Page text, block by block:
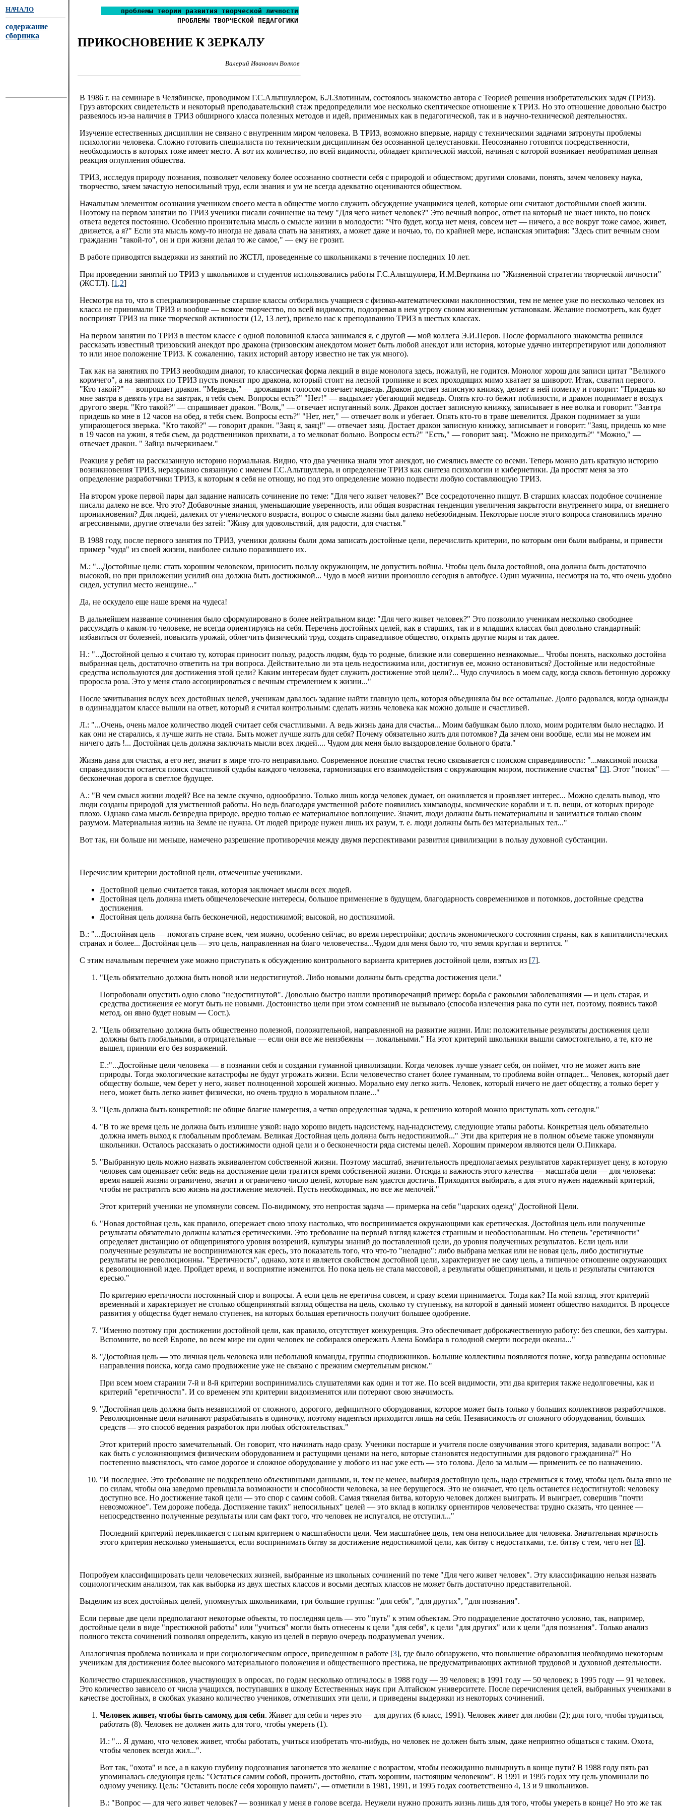
НАЧАЛО
содержание
сборника
проблемы теории развития творческой личности
ПРОБЛЕМЫ ТВОРЧЕСКОЙ ПЕДАГОГИКИ
ПРИКОСНОВЕНИЕ К ЗЕРКАЛУ
Валерий Иванович Волков
В 1986 г. на семинаре в Челябинске, проводимом Г.С.Альтшуллером, Б.Л.Злотиным, состоялось знакомство автора с Теорией решения изобретательских задач (ТРИЗ).
Груз авторских свидетельств и некоторый преподавательский стаж предопределили мое несколько скептическое отношение к ТРИЗ. Но это отношение довольно быстро
развеялось из-за наличия в ТРИЗ обширного класса полезных методов и идей, применимых как в педагогической, так и в научно-технической деятельностях.
Изучение естественных дисциплин не связано с внутренним миром человека. В ТРИЗ, возможно впервые, наряду с техническими задачами затронуты проблемы
психологии человека. Сложно готовить специалиста по техническим дисциплинам без осознанной целеустановки. Неосознанно готовятся посредственности,
необходимость в которых тоже имеет место. А вот их количество, по всей видимости, обладает критической массой, начиная с которой возникает необратимая цепная
реакция оглупления общества.
ТРИЗ, исследуя природу познания, позволяет человеку более осознанно соотнести себя с природой и обществом; другими словами, понять, зачем человеку наука,
творчество, зачем зачастую непосильный труд, если знания и ум не всегда адекватно оцениваются обществом.
Начальным элементом осознания учеником своего места в обществе могло служить обсуждение учащимися целей, которые они считают достойными своей жизни.
Поэтому на первом занятии по ТРИЗ ученики писали сочинение на тему "Для чего живет человек?" Это вечный вопрос, ответ на который не знает никто, но поиск
ответа ведется постоянно. Особенно пронзительна мысль о смысле жизни в молодости: "Что будет, когда нет меня, совсем нет — ничего, а все вокруг тоже самое, живет,
движется, а я?" Если эта мысль кому-то иногда не давала спать на занятиях, а может даже и ночью, то, по крайней мере, испанская эпитафия: "Здесь спит вечным сном
гражданин "такой-то", он и при жизни делал то же самое," — ему не грозит.
В работе приводятся выдержки из занятий по ЖСТЛ, проведенные со школьниками в течение последних 10 лет.
При проведении занятий по ТРИЗ у школьников и студентов использовались работы Г.С.Альтшуллера, И.М.Верткина по "Жизненной стратегии творческой личности"
(ЖСТЛ). [1 ,2]
Несмотря на то, что в специализированные старшие классы отбирались учащиеся с физико-математическими наклонностями, тем не менее уже по несколько человек из
класса не принимали ТРИЗ и вообще — всякое творчество, по всей видимости, подозревая в нем угрозу своим жизненным установкам. Желание посмотреть, как будет
воспринят ТРИЗ на пике творческой активности (12, 13 лет), привело нас к преподаванию ТРИЗ в шестых классах.
На первом занятии по ТРИЗ в шестом классе с одной половиной класса занимался я, с другой — мой коллега Э.И.Перов. После формального знакомства решился
рассказать известный тризовский анекдот про дракона (тризовским анекдотом может быть любой анекдот или история, которые удачно интерпретируют или дополняют
то или иное положение ТРИЗ. К сожалению, таких историй автору известно не так уж много).
Так как на занятиях по ТРИЗ необходим диалог, то классическая форма лекций в виде монолога здесь, пожалуй, не годится. Монолог хорош для записи цитат "Великого
кормчего", а на занятиях по ТРИЗ пусть помнят про дракона, который стоит на лесной тропинке и всех проходящих мимо хватает за шиворот. Итак, схватил первого.
"Кто такой?" — вопрошает дракон. "Медведь," — дрожащим голосом отвечает медведь. Дракон достает записную книжку, делает в ней пометку и говорит: "Придешь ко
мне завтра в девять утра на завтрак, я тебя съем. Вопросы есть?" "Нет!" — выдыхает убегающий медведь. Опять кто-то бежит поблизости, и дракон поднимает в воздух
другого зверя. "Кто такой?" — спрашивает дракон. "Волк," — отвечает испуганный волк. Дракон достает записную книжку, записывает в нее волка и говорит: "Завтра
придешь ко мне в 12 часов на обед, я тебя съем. Вопросы есть?" "Нет, нет," — отвечает волк и убегает. Опять кто-то в траве шевелится. Дракон поднимает за уши
упирающегося зверька. "Кто такой?" — говорит дракон. "Заяц я, заяц!" — отвечает заяц. Достает дракон записную книжку, записывает и говорит: "Заяц, придешь ко мне
в 19 часов на ужин, я тебя съем, да родственников прихвати, а то мелковат больно. Вопросы есть?" "Есть," — говорит заяц. "Можно не приходить?" "Можно," —
отвечает дракон. " Зайца вычеркиваем."
Реакция у ребят на рассказанную историю нормальная. Видно, что два ученика знали этот анекдот, но смеялись вместе со всеми. Теперь можно дать краткую историю
возникновения ТРИЗ, неразрывно связанную с именем Г.С.Альтшуллера, и определение ТРИЗ как синтеза психологии и кибернетики. Да простят меня за это
определение разработчики ТРИЗ, к которым я себя не отношу, но под это определение можно подвести любую составляющую ТРИЗ.
На втором уроке первой пары дал задание написать сочинение по теме: "Для чего живет человек?" Все сосредоточенно пишут. В старших классах подобное сочинение
писали далеко не все. Что это? Добавочные знания, уменьшающие уверенность, или общая возрастная тенденция увеличения закрытости внутреннего мира, от внешнего
проникновения? Для людей, далеких от ученического возраста, вопрос о смысле жизни был далеко небезобидным. Некоторые после этого вопроса становились мрачно
агрессивными, другие отвечали без затей: "Живу для удовольствий, для радости, для счастья."
В 1988 году, после первого занятия по ТРИЗ, ученики должны были дома записать достойные цели, перечислить критерии, по которым они были выбраны, и привести
пример "чуда" из своей жизни, наиболее сильно поразившего их.
М.: "...Достойные цели: стать хорошим человеком, приносить пользу окружающим, не допустить войны. Чтобы цель была достойной, она должна быть достаточно
высокой, но при приложении усилий она должна быть достижимой... Чудо в моей жизни произошло сегодня в автобусе. Один мужчина, несмотря на то, что очень удобно
сидел, уступил место женщине..."
Да, не оскудело еще наше время на чудеса!
В дальнейшем название сочинения было сформулировано в более нейтральном виде: "Для чего живет человек?" Это позволило ученикам несколько свободнее
рассуждать о каком-то человеке, не всегда ориентируясь на себя. Перечень достойных целей, как в старших, так и в младших классах был довольно стандартный:
избавиться от болезней, повысить урожай, облегчить физический труд, создать справедливое общество, открыть другие миры и так далее.
Н.: "...Достойной целью я считаю ту, которая приносит пользу, радость людям, будь то родные, близкие или совершенно незнакомые... Чтобы понять, насколько достойна
выбранная цель, достаточно ответить на три вопроса. Действительно ли эта цель недостижима или, достигнув ее, можно остановиться? Достойные или недостойные
средства используются для достижения этой цели? Каким интересам будет служить достижение этой цели?... Чудо случилось в моем саду, когда сквозь бетонную дорожку
проросла роза. Это у меня стало ассоциироваться с вечным стремлением к жизни..."
После зачитывания вслух всех достойных целей, ученикам давалось задание найти главную цель, которая объединяла бы все остальные. Долго радовался, когда однажды
в одиннадцатом классе вышли на ответ, который я считал контрольным: сделать жизнь человека как можно дольше и счастливей.
Л.: "...Очень, очень малое количество людей считает себя счастливыми. А ведь жизнь дана для счастья... Моим бабушкам было плохо, моим родителям было несладко. И
как они не старались, я лучше жить не стала. Быть может лучше жить для себя? Почему обязательно жить для потомков? Да зачем они вообще, если мы не можем им
ничего дать !... Достойная цель должна заключать мысли всех людей.... Чудом для меня было выздоровление больного брата."
Жизнь дана для счастья, а его нет, значит в мире что-то неправильно. Современное понятие счастья тесно связывается с поиском справедливости: "...максимой поиска
справедливости остается поиск счастливой судьбы каждого человека, гармонизация его взаимодействия с окружающим миром, постижение счастья" [3]. Этот "поиск" —
бесконечная дорога в светлое будущее.
А.: "В чем смысл жизни людей? Все на земле скучно, однообразно. Только лишь когда человек думает, он оживляется и проявляет интерес... Можно сделать вывод, что
люди созданы природой для умственной работы. Но ведь благодаря умственной работе появились химзаводы, космические корабли и т. п. вещи, от которых природе
плохо. Однако сама мысль безвредна природе, вредно только ее материальное воплощение. Значит, люди должны быть нематериальны и заниматься только своим
разумом. Материальная жизнь на Земле не нужна. От людей природе нужен лишь их разум, т. е. люди должны быть без материальных тел..."
Вот так, ни больше ни меньше, намечено разрешение противоречия между двумя перспективами развития цивилизации в пользу духовной субстанции.
Перечислим критерии достойной цели, отмеченные учениками.
Достойной целью считается такая, которая заключает мысли всех людей.
Достойная цель должна иметь общечеловеческие интересы, большое применение в будущем, благодарность современников и потомков, достойные средства
достижения.
Достойная цель должна быть бесконечной, недостижимой; высокой, но достижимой.
В.: "...Достойная цель — помогать стране всем, чем можно, особенно сейчас, во время перестройки; достичь экономического состояния страны, как в капиталистических
странах и более... Достойная цель — это цель, направленная на благо человечества...Чудом для меня было то, что земля круглая и вертится. "
С этим начальным перечнем уже можно приступать к обсуждению контрольного варианта критериев достойной цели, взятых из [7].
"Цель обязательно должна быть новой или недостигнутой. Либо новыми должны быть средства достижения цели."
Попробовали опустить одно слово "недостигнутой". Довольно быстро нашли противоречащий пример: борьба с раковыми заболеваниями — и цель старая, и
средства достижения ее могут быть не новыми. Достоинство цели при этом сомнений не вызывало (способа излечения рака по сути нет, поэтому, появись такой
метод, он явно будет новым — Сост.).
"Цель обязательно должна быть общественно полезной, положительной, направленной на развитие жизни. Или: положительные результаты достижения цели
должны быть глобальными, а отрицательные — если они все же неизбежны — локальными." На этот критерий школьники вышли самостоятельно, а те, кто не
вышел, приняли его без возражений.
Е.:"...Достойные цели человека — в познании себя и создании гуманной цивилизации. Когда человек лучше узнает себя, он поймет, что не может жить вне
природы. Тогда экологические катастрофы не будут угрожать жизни. Если человечество станет более гуманным, то проблема войн отпадет... Человек, который дает
обществу больше, чем берет у него, живет полноценной хорошей жизнью. Морально ему легко жить. Человек, который ничего не дает обществу, а только берет у
него, может быть легко живет физически, но очень трудно в моральном плане..."
"Цель должна быть конкретной: не общие благие намерения, а четко определенная задача, к решению которой можно приступать хоть сегодня."
"В то же время цель не должна быть излишне узкой: надо хорошо видеть надсистему, над-надсистему, следующие этапы работы. Конкретная цель обязательно
должна иметь выход к глобальным проблемам. Великая Достойная цель должна быть недостижимой..." Эти два критерия не в полном объеме также упомянули
школьники. Осталось рассказать о достижимости одной цели и о бесконечности ряда системы целей. Хорошим примером являются цели О.Пиккара.
"Выбранную цель можно назвать эквивалентом собственной жизни. Поэтому масштаб, значительность предполагаемых результатов характеризует цену, в которую
человек сам оценивает себя: ведь на достижение цели тратится время собственной жизни. Отсюда и важность этого качества — масштаба цели — для человека:
время нашей жизни ограничено, значит и ограничено число целей, которые нам удастся достичь. Приходится выбирать, а для этого нужен надежный критерий,
чтобы не растратить всю жизнь на достижение мелочей. Пусть необходимых, но все же мелочей."
Этот критерий ученики не упомянули совсем. По-видимому, это непростая задача — примерка на себя "царских одежд" Достойной Цели.
"Новая достойная цель, как правило, опережает свою эпоху настолько, что воспринимается окружающими как еретическая. Достойная цель или полученные
результаты обязательно должны казаться еретическими. Это требование на первый взгляд кажется странным и необоснованным. Но степень "еретичности"
определяет дистанцию от общепринятого уровня воззрений, культуры знаний до поставленной цели, до уровня полученных результатов. Если цель или
полученные результаты не воспринимаются как ересь, это показатель того, что что-то "неладно": либо выбрана мелкая или не новая цель, либо достигнутые
результаты не революционны. "Еретичность", однако, хотя и является свойством достойной цели, характеризует не саму цель, а типичное отношение окружающих
к революционной идее. Пройдет время, и восприятие изменится. Но пока цель не стала массовой, а результаты общепринятыми, и цель и результаты считаются
ересью."
По критерию еретичности постоянный спор и вопросы. А если цель не еретична совсем, и сразу всеми принимается. Тогда как? На мой взгляд, этот критерий
временный и характеризует не столько общепринятый взгляд общества на цель, сколько ту ступеньку, на которой в данный момент общество находится. В процессе
развития у общества будет немало ступенек, на которых большая еретичность получит большее одобрение.
"Именно поэтому при достижении достойной цели, как правило, отсутствует конкуренция. Это обеспечивает доброкачественную работу: без спешки, без халтуры.
Вспомните, во всей Европе, во всем мире ни один человек не собирался опережать Алена Бомбара в голодной смерти посреди океана..."
"Достойная цель — это личная цель человека или небольшой команды, группы сподвижников. Большие коллективы появляются позже, когда разведаны основные
направления поиска, когда само продвижение уже не связано с прежним смертельным риском."
При всем моем старании 7-й и 8-й критерии воспринимались слушателями как один и тот же. По всей видимости, эти два критерия также недолговечны, как и
критерий "еретичности". И со временем эти критерии видоизменятся или потеряют свою значимость.
"Достойная цель должна быть независимой от сложного, дорогого, дефицитного оборудования, которое может быть только у больших коллективов разработчиков.
Революционные цели начинают разрабатывать в одиночку, поэтому надеяться приходится лишь на себя. Независимость от сложного оборудования, больших
средств — это способ ведения разработок при любых обстоятельствах."
Этот критерий просто замечательный. Он говорит, что начинать надо сразу. Ученики постарше и учителя после озвучивания этого критерия, задавали вопрос: "А
как быть с усложняющимся физическим оборудованием и растущими ценами на него, которые становятся недоступными для рядового гражданина?" Но
постепенно выяснялось, что самое дорогое и сложное оборудование у любого из нас уже есть — это голова. Дело за малым — применить ее по назначению.
"И последнее. Это требование не подкреплено объективными данными, и, тем не менее, выбирая достойную цель, надо стремиться к тому, чтобы цель была явно не
по силам, чтобы она заведомо превышала возможности и способности человека, за нее берущегося. Это не означает, что цель останется недостигнутой: человеку
доступно все. Но достижение такой цели — это спор с самим собой. Самая тяжелая битва, которую человек должен выиграть. И выиграет, совершив "почти
невозможное". Тем дороже победа. Достижение таких" непосильных" целей — это вклад в копилку ориентиров человечества: трудно сказать, что ценнее —
непосредственно полученные результаты или сам факт того, что человек не испугался, не отступил..."
Последний критерий перекликается с пятым критерием о масштабности цели. Чем масштабнее цель, тем она непосильнее для человека. Значительная мрачность
этого критерия несколько уменьшается, если воспринимать битву за достижение недостижимой цели, как битву с недостатками, т.е. битву с тем, чего нет [8].
Попробуем классифицировать цели человеческих жизней, выбранные из школьных сочинений по теме "Для чего живет человек". Эту классификацию нельзя назвать
социологическим анализом, так как выборка из двух шестых классов и восьми десятых классов не может быть достаточно представительной.
Выделим из всех достойных целей, упомянутых школьниками, три большие группы: "для себя", "для других", "для познания".
Если первые две цели предполагают некоторые объекты, то последняя цель — это "путь" к этим объектам. Это подразделение достаточно условно, так, например,
достойные цели в виде "престижной работы" или "учиться" могли быть отнесены к цели "для себя", к цели "для других" или к цели "для познания". Только анализ
полного текста сочинений позволял определить, какую из целей в первую очередь подразумевал ученик.
Аналогичная проблема возникала и при социологическом опросе, приведенном в работе [3], где было обнаружено, что повышение образования необходимо некоторым
ученикам для достижения более высокого материального положения и общественного престижа, не предусматривающих активной трудовой и духовной деятельности.
Количество старшеклассников, участвующих в опросах, по годам несколько отличалось: в 1988 году — 39 человек; в 1991 году — 50 человек; в 1995 году — 91 человек.
Это количество зависело от числа учащихся, поступавших в школу Естественных наук при Алтайском университете. После перечисления целей, выбранных учениками в
качестве достойных, в скобках указано количество учеников, отметивших эти цели, и приведены выдержки из некоторых сочинений.
Человек живет, чтобы быть самому, для себя. Живет для себя и через это — для других (6 класс, 1991). Человек живет для любви (2); для того, чтобы трудиться,
работать (8). Человек не должен жить для того, чтобы умереть (1).
И.: "... Я думаю, что человек живет, чтобы работать, учиться изобретать что-нибудь, но человек не должен быть злым, даже неприятно общаться с таким. Охота,
чтобы человек всегда жил...".
Вот так, "охота" и все, а в какую глубину подсознания загоняется это желание с возрастом, чтобы неожиданно вынырнуть в конце пути? В 1988 году пять раз
упоминалась следующая цель: "Остаться самим собой, прожить достойно, стать хорошим, настоящим человеком". В 1991 и 1995 годах эту цель упоминали по
одному ученику. Цель: "Оставить после себя хорошую память", — отметили в 1981, 1991, и 1995 годах соответственно 4, 13 и 9 школьников.
В.: "Вопрос — для чего живет человек? — возникал у меня в голове всегда. Неужели нужно прожить жизнь лишь для того, чтобы умереть в конце? Но это же так